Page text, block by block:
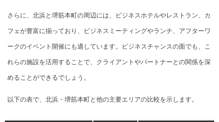
さらに、北浜と堺筋本町の周辺には、ビジネスホテルやレストラン、カ
フェが豊富に揃っており、ビジネスミーティングやランチ、アフターワ
ークのイベント開催にも適しています。ビジネスチャンスの面でも、こ
れらの施設を活用することで、クライアントやパートナーとの関係を深
めることができるでしょう。
以下の表で、北浜・堺筋本町と他の主要エリアの比較を示します。